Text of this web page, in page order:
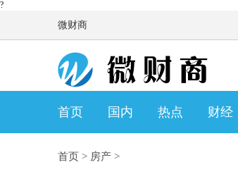
?
微财商
首页 国内 热点 财经
首页 > 房产 >